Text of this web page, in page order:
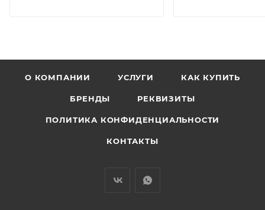
О КОМПАНИИ УСЛУГИ КАК КУПИТЬ
БРЕНДЫ РЕКВИЗИТЫ
ПОЛИТИКА КОНФИДЕНЦИАЛЬНОСТИ
КОНТАКТЫ